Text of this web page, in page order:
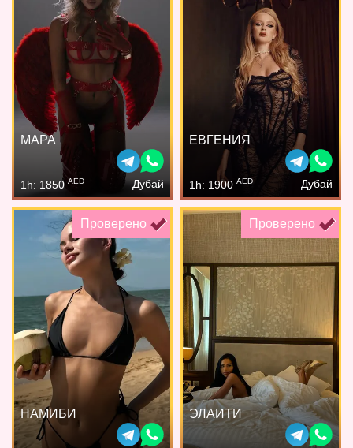
МАРА
1h: 1850 AED Дубай
ЕВГЕНИЯ
1h: 1900 AED Дубай
Проверено
НАМИБИ
Проверено
ЭЛАИТИ